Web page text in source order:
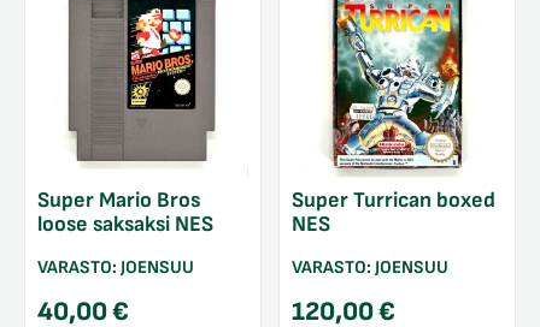
Super Mario Bros
loose saksaksi NES
VARASTO: JOENSUU
40,00€
Super Turrican boxed
NES
VARASTO: JOENSUU
120,00€